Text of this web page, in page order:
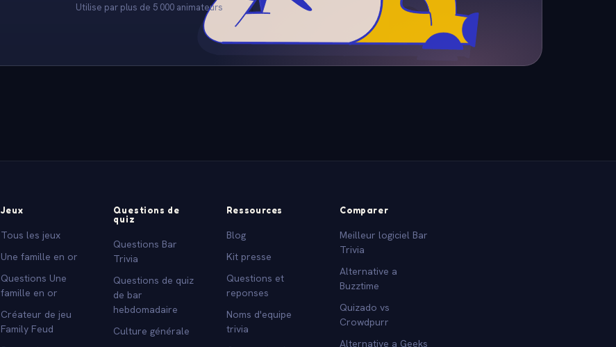
Utilise par plus de 5 000 animateurs
Jeux
Tous les jeux
Une famille en or
Questions Une
famille en or
Créateur de jeu
Family Feud
Questions de
quiz
Questions Bar
Trivia
Questions de quiz
de bar
hebdomadaire
Culture générale
Ressources
Blog
Kit presse
Questions et
reponses
Noms d'equipe
trivia
Comparer
Meilleur logiciel Bar
Trivia
Alternative a
Buzztime
Quizado vs
Crowdpurr
Alternative a Geeks